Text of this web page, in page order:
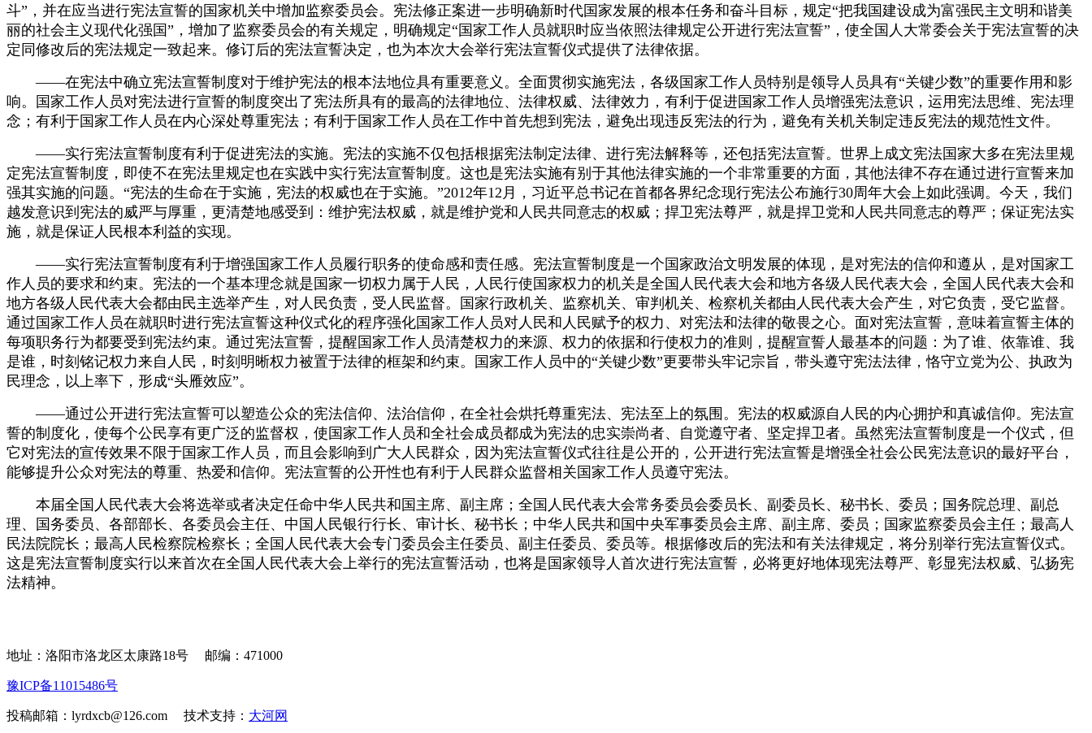
斗”，并在应当进行宪法宣誓的国家机关中增加监察委员会。宪法修正案进一步明确新时代国家发展的根本任务和奋斗目标，规定“把我国建设成为富强民主文明和谐美
丽的社会主义现代化强国”，增加了监察委员会的有关规定，明确规定“国家工作人员就职时应当依照法律规定公开进行宪法宣誓”，使全国人大常委会关于宪法宣誓的决
定同修改后的宪法规定一致起来。修订后的宪法宣誓决定，也为本次大会举行宪法宣誓仪式提供了法律依据。
——在宪法中确立宪法宣誓制度对于维护宪法的根本法地位具有重要意义。全面贯彻实施宪法，各级国家工作人员特别是领导人员具有“关键少数”的重要作用和影
响。国家工作人员对宪法进行宣誓的制度突出了宪法所具有的最高的法律地位、法律权威、法律效力，有利于促进国家工作人员增强宪法意识，运用宪法思维、宪法理
念；有利于国家工作人员在内心深处尊重宪法；有利于国家工作人员在工作中首先想到宪法，避免出现违反宪法的行为，避免有关机关制定违反宪法的规范性文件。
——实行宪法宣誓制度有利于促进宪法的实施。宪法的实施不仅包括根据宪法制定法律、进行宪法解释等，还包括宪法宣誓。世界上成文宪法国家大多在宪法里规
定宪法宣誓制度，即使不在宪法里规定也在实践中实行宪法宣誓制度。这也是宪法实施有别于其他法律实施的一个非常重要的方面，其他法律不存在通过进行宣誓来加
强其实施的问题。“宪法的生命在于实施，宪法的权威也在于实施。”2012年12月，习近平总书记在首都各界纪念现行宪法公布施行30周年大会上如此强调。今天，我们
越发意识到宪法的威严与厚重，更清楚地感受到：维护宪法权威，就是维护党和人民共同意志的权威；捍卫宪法尊严，就是捍卫党和人民共同意志的尊严；保证宪法实
施，就是保证人民根本利益的实现。
——实行宪法宣誓制度有利于增强国家工作人员履行职务的使命感和责任感。宪法宣誓制度是一个国家政治文明发展的体现，是对宪法的信仰和遵从，是对国家工
作人员的要求和约束。宪法的一个基本理念就是国家一切权力属于人民，人民行使国家权力的机关是全国人民代表大会和地方各级人民代表大会，全国人民代表大会和
地方各级人民代表大会都由民主选举产生，对人民负责，受人民监督。国家行政机关、监察机关、审判机关、检察机关都由人民代表大会产生，对它负责，受它监督。
通过国家工作人员在就职时进行宪法宣誓这种仪式化的程序强化国家工作人员对人民和人民赋予的权力、对宪法和法律的敬畏之心。面对宪法宣誓，意味着宣誓主体的
每项职务行为都要受到宪法约束。通过宪法宣誓，提醒国家工作人员清楚权力的来源、权力的依据和行使权力的准则，提醒宣誓人最基本的问题：为了谁、依靠谁、我
是谁，时刻铭记权力来自人民，时刻明晰权力被置于法律的框架和约束。国家工作人员中的“关键少数”更要带头牢记宗旨，带头遵守宪法法律，恪守立党为公、执政为
民理念，以上率下，形成“头雁效应”。
——通过公开进行宪法宣誓可以塑造公众的宪法信仰、法治信仰，在全社会烘托尊重宪法、宪法至上的氛围。宪法的权威源自人民的内心拥护和真诚信仰。宪法宣
誓的制度化，使每个公民享有更广泛的监督权，使国家工作人员和全社会成员都成为宪法的忠实崇尚者、自觉遵守者、坚定捍卫者。虽然宪法宣誓制度是一个仪式，但
它对宪法的宣传效果不限于国家工作人员，而且会影响到广大人民群众，因为宪法宣誓仪式往往是公开的，公开进行宪法宣誓是增强全社会公民宪法意识的最好平台，
能够提升公众对宪法的尊重、热爱和信仰。宪法宣誓的公开性也有利于人民群众监督相关国家工作人员遵守宪法。
本届全国人民代表大会将选举或者决定任命中华人民共和国主席、副主席；全国人民代表大会常务委员会委员长、副委员长、秘书长、委员；国务院总理、副总
理、国务委员、各部部长、各委员会主任、中国人民银行行长、审计长、秘书长；中华人民共和国中央军事委员会主席、副主席、委员；国家监察委员会主任；最高人
民法院院长；最高人民检察院检察长；全国人民代表大会专门委员会主任委员、副主任委员、委员等。根据修改后的宪法和有关法律规定，将分别举行宪法宣誓仪式。
这是宪法宣誓制度实行以来首次在全国人民代表大会上举行的宪法宣誓活动，也将是国家领导人首次进行宪法宣誓，必将更好地体现宪法尊严、彰显宪法权威、弘扬宪
法精神。
地址：洛阳市洛龙区太康路18号 邮编：471000
豫ICP备11015486号
投稿邮箱：lyrdxcb@126.com 技术支持： 大河网